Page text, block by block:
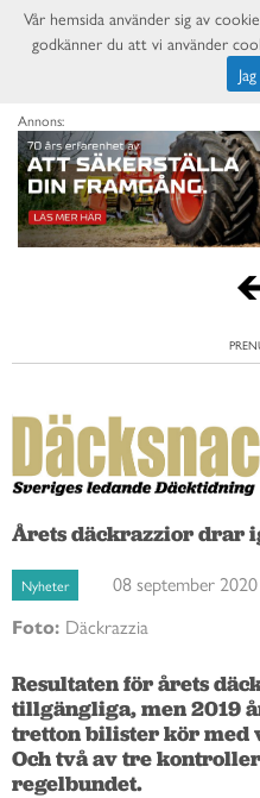
Annons:
Årets däckrazzior drar
Nyheter 08 september 2020
Foto: Däckrazzia
Resultaten för årets
tillgängliga, men 2019
tretton bilister kör med
Och två av tre
regelbundet.
Vår hemsida använder sig av
godkänner du att vi använder